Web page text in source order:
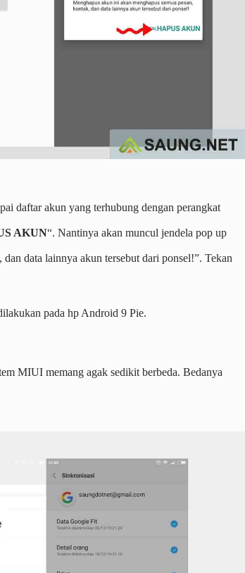
daftar akun yang terhubung dengan perangkat
AKUN“. Nantinya akan muncul jendela pop up
data lainnya akun tersebut dari ponsel!”. Tekan
pada hp Android 9 Pie.
MIUI memang agak sedikit berbeda. Bedanya